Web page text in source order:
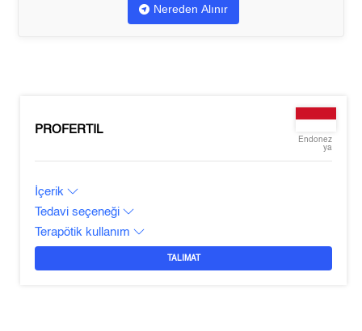
Nereden Alınır
PROFERTIL
Endonez
ya
İçerik
Tedavi seçeneği
Terapötik kullanım
TALIMAT